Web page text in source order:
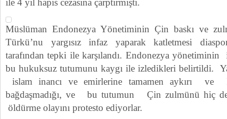
ile 4 yıl hapis cezasına çarptırmıştı.
Müslüman Endonezya Yönetiminin Çin baskı ve
Türkü’nu yargısız infaz yaparak katletmesi
tarafından tepki ile karşılandı. Endonezya yönetiminin
bu hukuksuz tutumunu kaygı ile izledikleri belirtildi.
islam inancı ve emirlerine tamamen aykırı ve
bağdaşmadığı, ve bu tutumun Çin zulmünü hiç de
öldürme olayını protesto ediyorlar.